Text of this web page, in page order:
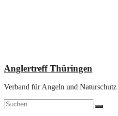
Anglertreff Thüringen
Verband für Angeln und